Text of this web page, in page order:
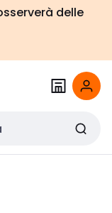
delle